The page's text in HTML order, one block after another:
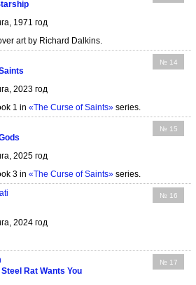
1971 год
art by Richard Dalkins.
№ 14
2023 год
1 in «The Curse of Saints» series.
№ 15
2025 год
3 in «The Curse of Saints» series.
№ 16
2024 год
№ 17
Rat Wants You